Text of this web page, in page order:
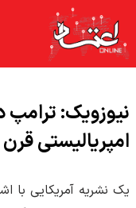
نیوزویک: ترامپ
امپریالیستی
یک نشریه آمریکایی با